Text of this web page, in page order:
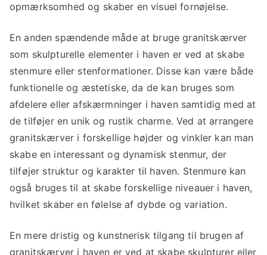
opmærksomhed og skaber en visuel fornøjelse.
En anden spændende måde at bruge granitskærver
som skulpturelle elementer i haven er ved at skabe
stenmure eller stenformationer. Disse kan være både
funktionelle og æstetiske, da de kan bruges som
afdelere eller afskærmninger i haven samtidig med at
de tilføjer en unik og rustik charme. Ved at arrangere
granitskærver i forskellige højder og vinkler kan man
skabe en interessant og dynamisk stenmur, der
tilføjer struktur og karakter til haven. Stenmure kan
også bruges til at skabe forskellige niveauer i haven,
hvilket skaber en følelse af dybde og variation.
En mere dristig og kunstnerisk tilgang til brugen af
granitskærver i haven er ved at skabe skulpturer eller